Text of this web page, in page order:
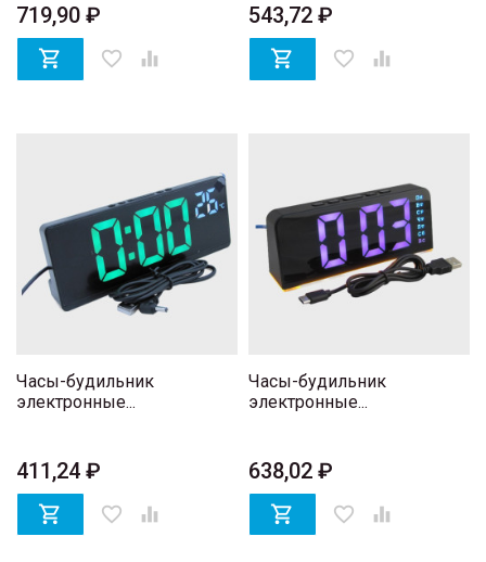
719,90 ₽
 favorite_border 
543,72 ₽
 favorite_border 
Часы-будильник
электронные...
411,24 ₽
 favorite_border 
Часы-будильник
электронные...
638,02 ₽
 favorite_border 